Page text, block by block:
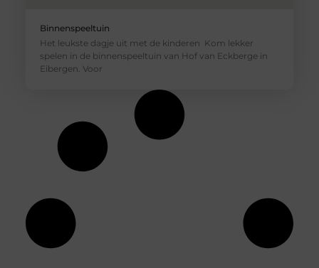
Binnenspeeltuin
Het leukste dagje uit met de kinderen Kom lekker
spelen in de binnenspeeltuin van Hof van Eckberge in
Eibergen. Voor